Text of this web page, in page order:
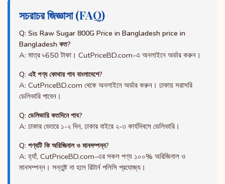
সচরাচর জিজ্ঞাসা (FAQ)
Q: Sis Raw Sugar 800G Price in Bangladesh price in
Bangladesh কত?
A: মাত্র ৳650 টাকা। CutPriceBD.com-এ অনলাইনে অর্ডার করুন।
Q: এই পণ্য কোথায় পাব বাংলাদেশে?
A: CutPriceBD.com থেকে অনলাইনে অর্ডার করুন। ঢাকায় সরাসরি
ডেলিভারি পাবেন।
Q: ডেলিভারি কতদিনে পাব?
A: ঢাকার ভেতরে ১-২ দিন, ঢাকার বাইরে ২-৩ কার্যদিবসে ডেলিভারি।
Q: পণ্যটি কি অরিজিনাল ও মানসম্পন্ন?
A: হ্যাঁ, CutPriceBD.com-এর সকল পণ্য ১০০% অরিজিনাল ও
মানসম্পন্ন। সন্তুষ্ট না হলে রিটার্ন পলিসি প্রযোজ্য।